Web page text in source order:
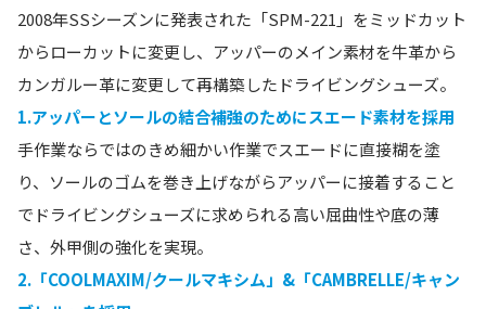
2008年SSシーズンに発表された「SPM-221」をミッドカット
からローカットに変更し、アッパーのメイン素材を牛革から
カンガルー革に変更して再構築したドライビングシューズ。
1.アッパーとソールの結合補強のためにスエード素材を採用
手作業ならではのきめ細かい作業でスエードに直接糊を塗
り、ソールのゴムを巻き上げながらアッパーに接着すること
でドライビングシューズに求められる高い屈曲性や底の薄
さ、外甲側の強化を実現。
2.「COOLMAXIM/クールマキシム」&「CAMBRELLE/キャン